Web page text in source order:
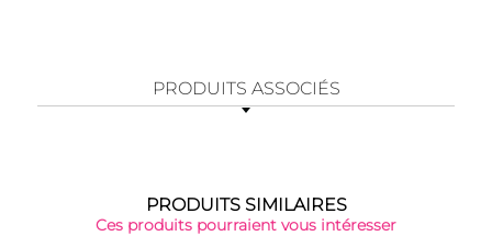
PRODUITS ASSOCIÉS
PRODUITS SIMILAIRES
Ces produits pourraient vous intéresser